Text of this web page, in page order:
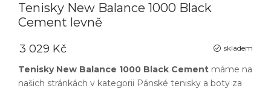
Tenisky New Balance 1000 Black
Cement levně
skladem
3 029 Kč
Tenisky New Balance 1000 Black Cement máme na
našich stránkách v kategorii Pánské tenisky a boty za